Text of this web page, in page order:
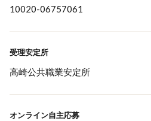
10020-06757061
受理安定所
高崎公共職業安定所
オンライン自主応募